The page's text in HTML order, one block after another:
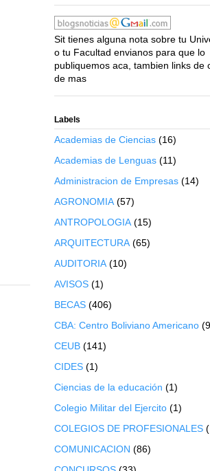
Sit tienes alguna nota sobre tu
o tu Facultad envianos para que lo
publiquemos aca, tambien links de
de mas
Labels
Academias de Ciencias (16)
Academias de Lenguas (11)
Administracion de Empresas (14)
AGRONOMIA (57)
ANTROPOLOGIA (15)
ARQUITECTURA (65)
AUDITORIA (10)
AVISOS (1)
BECAS (406)
CBA: Centro Boliviano Americano
CEUB (141)
CIDES (1)
Ciencias de la educación (1)
Colegio Militar del Ejercito (1)
COLEGIOS DE PROFESIONALES
COMUNICACION (86)